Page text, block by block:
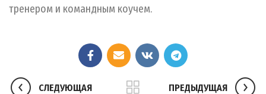
тренером и командным коучем.
СЛЕДУЮЩАЯ ПРЕДЫДУЩАЯ